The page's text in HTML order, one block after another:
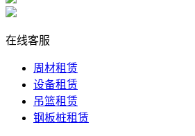
在线客服
周材租赁
设备租赁
吊篮租赁
钢板桩租赁